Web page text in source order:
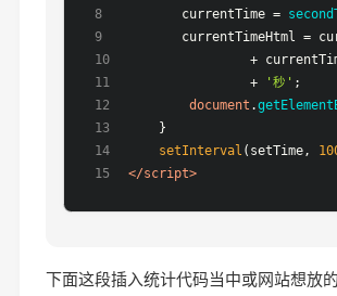
        currentTime =
currentTimeHtml =
+
                +
'秒' ;
document .
    }
setInterval (setTime,
</script>
下面这段插入统计代码当中或网站想放